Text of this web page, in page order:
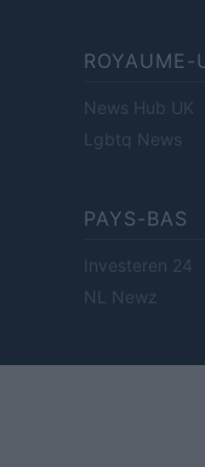
ROYAUME-
News Hub UK
Lgbtq News
PAYS-BAS
Investeren 24
NL Newz